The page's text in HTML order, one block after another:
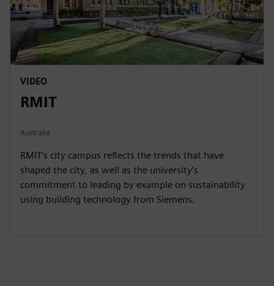
VIDEO
RMIT
Australia
RMIT’s city campus reflects the trends that have
shaped the city, as well as the university’s
commitment to leading by example on sustainability
using building technology from Siemens.